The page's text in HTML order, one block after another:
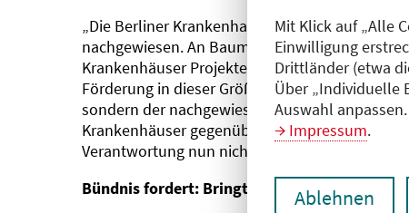
Mit Klick auf „Alle
Einwilligung
Drittländer (etwa
Über „Individuelle
Auswahl
Impressum.
Ablehnen
„Die Berliner Krankenhausgesellschaft hat in
nachgewiesen. An Baumaßnahmen und
Krankenhäuser Projekte im Umfang von 3,5
Förderung in dieser Größenordnung ist kein
sondern der nachgewiesene Umfang für
Krankenhäuser gegenüber dem Land Berlin
Verantwortung nun nicht länger entziehen“,
Bündnis fordert: Bringt die Investitions-